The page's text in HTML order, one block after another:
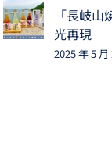
「長岐
光再現
2025 年 5 月